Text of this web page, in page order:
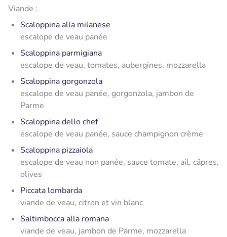
Viande :
Scaloppina alla milanese
escalope de veau panée
Scaloppina parmigiana
escalope de veau, tomates, aubergines, mozzarella
Scaloppina gorgonzola
escalope de veau panée, gorgonzola, jambon de
Parme
Scaloppina dello chef
escalope de veau panée, sauce champignon crème
Scaloppina pizzaiola
escalope de veau non panée, sauce tomate, ail, câpres,
olives
Piccata lombarda
viande de veau, citron et vin blanc
Saltimbocca alla romana
viande de veau, jambon de Parme, mozzarella